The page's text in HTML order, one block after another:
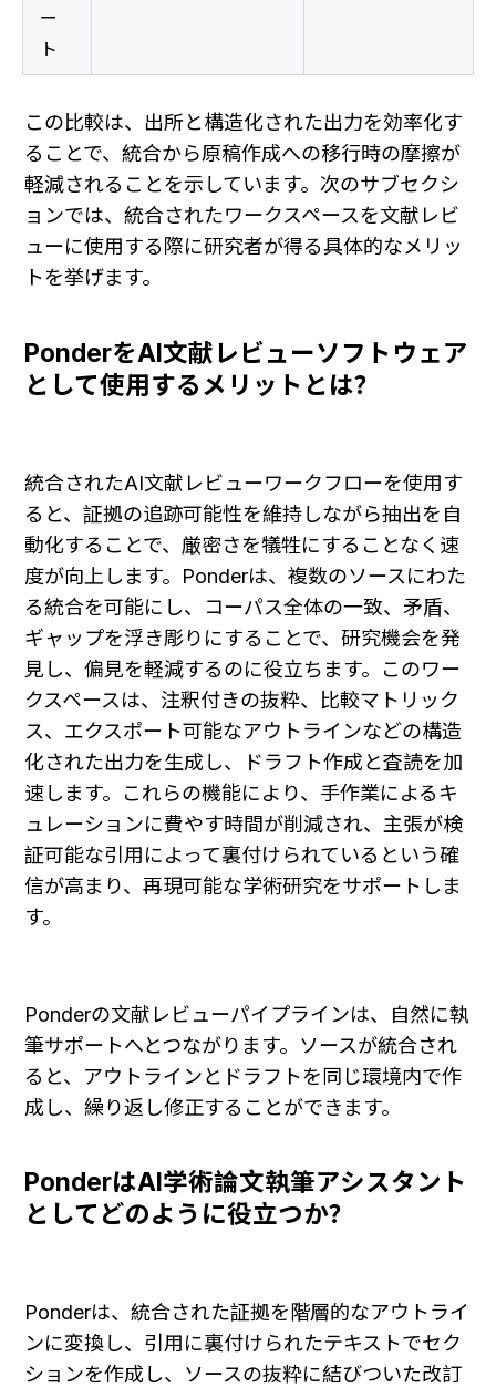
ー
ト
この比較は、出所と構造化された出力を効率化す
ることで、統合から原稿作成への移行時の摩擦が
軽減されることを示しています。次のサブセクシ
ョンでは、統合されたワークスペースを文献レビ
ューに使用する際に研究者が得る具体的なメリッ
トを挙げます。
PonderをAI文献レビューソフトウェア
として使用するメリットとは？
統合されたAI文献レビューワークフローを使用す
ると、証拠の追跡可能性を維持しながら抽出を自
動化することで、厳密さを犠牲にすることなく速
度が向上します。Ponderは、複数のソースにわた
る統合を可能にし、コーパス全体の一致、矛盾、
ギャップを浮き彫りにすることで、研究機会を発
見し、偏見を軽減するのに役立ちます。このワー
クスペースは、注釈付きの抜粋、比較マトリック
ス、エクスポート可能なアウトラインなどの構造
化された出力を生成し、ドラフト作成と査読を加
速します。これらの機能により、手作業によるキ
ュレーションに費やす時間が削減され、主張が検
証可能な引用によって裏付けられているという確
信が高まり、再現可能な学術研究をサポートしま
す。
Ponderの文献レビューパイプラインは、自然に執
筆サポートへとつながります。ソースが統合され
ると、アウトラインとドラフトを同じ環境内で作
成し、繰り返し修正することができます。
PonderはAI学術論文執筆アシスタント
としてどのように役立つか？
Ponderは、統合された証拠を階層的なアウトライ
ンに変換し、引用に裏付けられたテキストでセク
ションを作成し、ソースの抜粋に結びついた改訂